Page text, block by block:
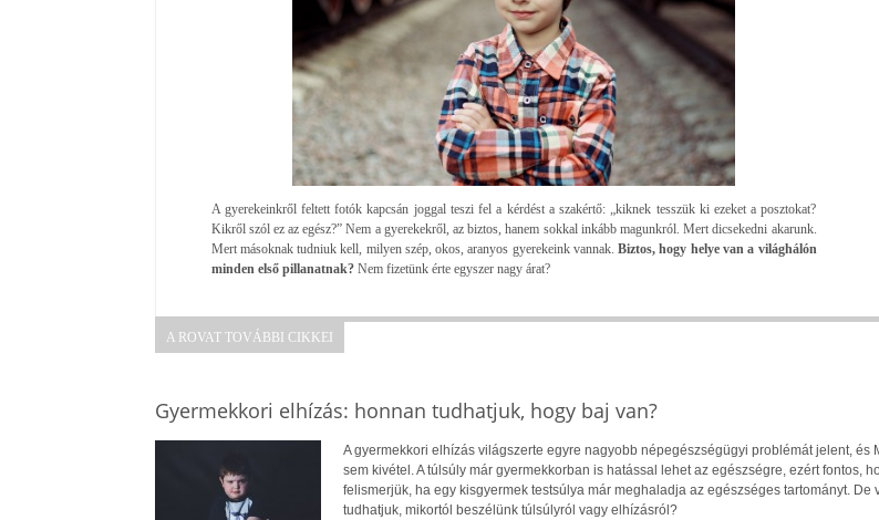
A gyerekeinkről feltett fotók kapcsán joggal teszi fel a kérdést a szakértő: „kiknek tesszük ki ezeket a posztokat?
Kikről szól ez az egész?” Nem a gyerekekről, az biztos, hanem sokkal inkább magunkról. Mert dicsekedni akarunk.
Mert másoknak tudniuk kell, milyen szép, okos, aranyos gyerekeink vannak. Biztos, hogy helye van a világhálón
minden első pillanatnak?Nem fizetünk érte egyszer nagy árat?
A ROVAT TOVÁBBI CIKKEI
Gyermekkori elhízás: honnan tudhatjuk, hogy baj van?
A gyermekkori elhízás világszerte egyre nagyobb népegészségügyi problémát jelent, és
sem kivétel. A túlsúly már gyermekkorban is hatással lehet az egészségre, ezért fontos,
felismerjük, ha egy kisgyermek testsúlya már meghaladja az egészséges tartományt. De
tudhatjuk, mikortól beszélünk túlsúlyról vagy elhízásról?